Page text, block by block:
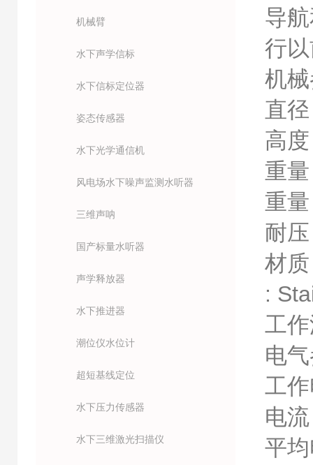
机械臂
水下声学信标
水下信标定位器
姿态传感器
水下光学通信机
风电场水下噪声监测水听器
三维声呐
国产标量水听器
声学释放器
水下推进器
潮位仪水位计
超短基线定位
水下压力传感器
水下三维激光扫描仪
导
行
机
直
高
重
重
耐
材
:
工
电
工
电
平